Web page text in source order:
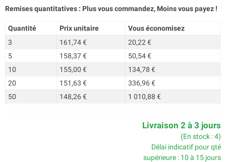
Remises quantitatives : Plus vous commandez, Moins vous payez !
Quantité Prix unitaire
Vous économisez
3
161,74 €
20,22 €
5
158,37 €
50,54 €
10
155,00 €
134,78 €
20
151,63 €
336,96 €
50
148,26 € 1 010,88 €
Livraison 2 à 3 jours
(En stock : 4)
Délai indicatif pour qté
supérieure : 10 à 15 jours